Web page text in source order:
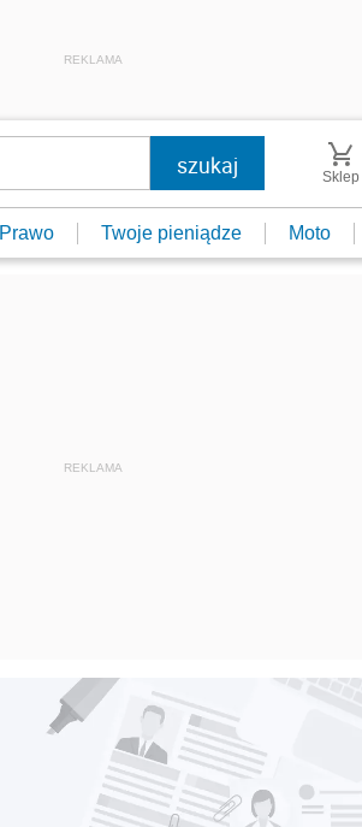
REKLAMA
Sklep
Prawo Twoje pieniądze Moto